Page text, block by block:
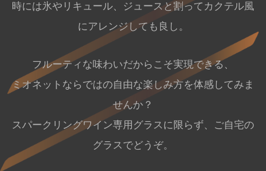
時には氷やリキュール、ジュースと割ってカクテル風
にアレンジしても良し。
フルーティな味わいだからこそ実現できる、
ミオネットならではの自由な楽しみ方を体感してみま
せんか？
スパークリングワイン専用グラスに限らず、ご自宅の
グラスでどうぞ。